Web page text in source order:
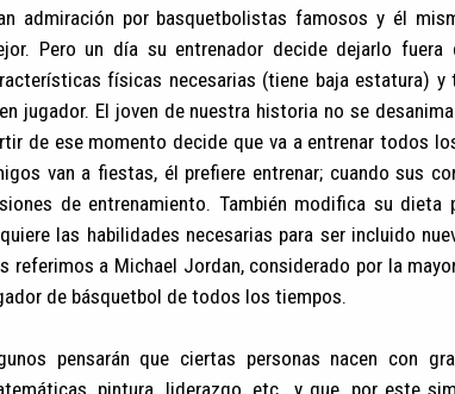
admiración por basquetbolistas famosos y él
Pero un día su entrenador decide dejarlo
físicas necesarias (tiene baja estatura)
jugador. El joven de nuestra historia no se
de ese momento decide que va a entrenar todos
van a fiestas, él prefiere entrenar; cuando sus
de entrenamiento. También modifica su dieta
las habilidades necesarias para ser incluido
referimos a Michael Jordan, considerado por la
de básquetbol de todos los tiempos.
pensarán que ciertas personas nacen con
pintura, liderazgo, etc., y que, por este